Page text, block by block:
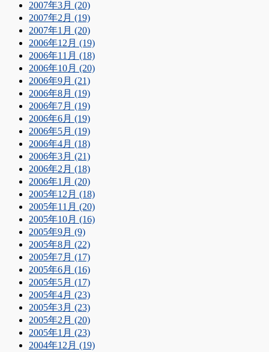
2007年3月 (20)
2007年2月 (19)
2007年1月 (20)
2006年12月 (19)
2006年11月 (18)
2006年10月 (20)
2006年9月 (21)
2006年8月 (19)
2006年7月 (19)
2006年6月 (19)
2006年5月 (19)
2006年4月 (18)
2006年3月 (21)
2006年2月 (18)
2006年1月 (20)
2005年12月 (18)
2005年11月 (20)
2005年10月 (16)
2005年9月 (9)
2005年8月 (22)
2005年7月 (17)
2005年6月 (16)
2005年5月 (17)
2005年4月 (23)
2005年3月 (23)
2005年2月 (20)
2005年1月 (23)
2004年12月 (19)